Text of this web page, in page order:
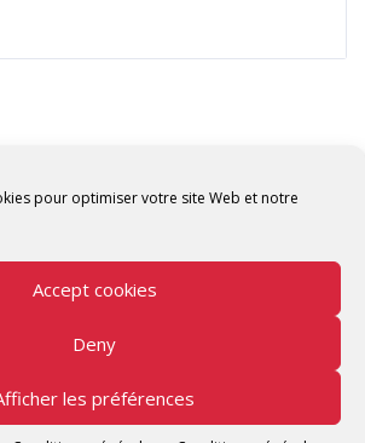
pour optimiser votre site Web et notre
Accept cookies
Deny
les préférences
Tunisian Fablabs Tous droits
réservés.
by OpenFab Tunisia - Powered by